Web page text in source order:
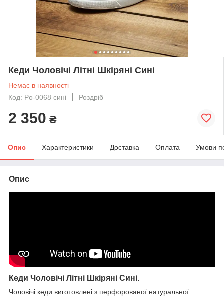
Кеди Чоловічі Літні Шкіряні Сині
Немає в наявності
Код: Po-0068 сині
Роздріб
2 350 ₴
Опис Характеристики Доставка Оплата Умови
Опис
Кеди Чоловічі Літні Шкіряні Сині.
Чоловічі кеди виготовлені з перфорованої натуральної